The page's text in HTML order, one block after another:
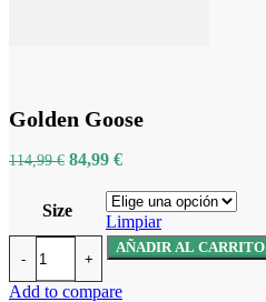
Golden Goose
114,99€ 84,99 €
Size
Limpiar
AÑADIR AL CARRITO
Add to compare